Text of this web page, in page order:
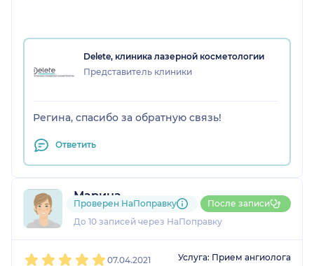
как Вы. БЛАГОДАРЮ, огромных успехов, высокого
статуса, признания и уважения.
Delete, клиника лазерной косметологии
Представитель клиники
Регина, спасибо за обратную связь!
Ответить
Марина
1 отзыви1 оценка
До 10 записей через НаПоправку
Проверен НаПоправку После записи
07.04.2021 Услуга: Прием ангиолога